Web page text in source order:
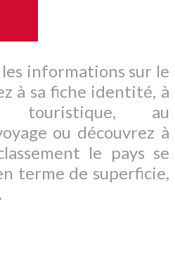
informations sur le
à sa fiche identité, à
au
ou découvrez à
le pays se
terme de superficie,